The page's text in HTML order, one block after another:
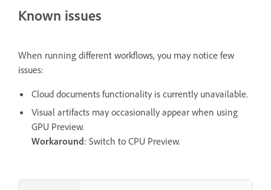
Known issues
When running different workflows, you may notice few
issues:
Cloud documents functionality is currently unavailable.
Visual artifacts may occasionally appear when using
GPU Preview.
Workaround: Switch to CPU Preview.